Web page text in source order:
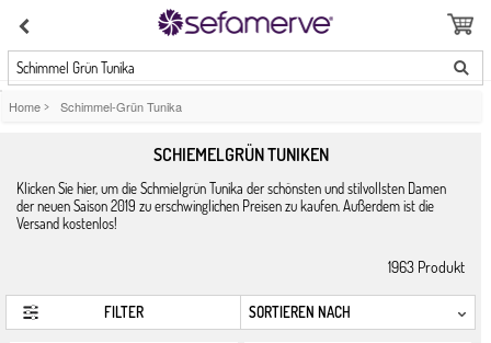
Schimmel Grün Tunika
Home > Schimmel-Grün Tunika
SCHIEMELGRÜN TUNIKEN
Klicken Sie hier, um die Schmielgrün Tunika der schönsten und stilvollsten Damen
der neuen Saison 2019 zu erschwinglichen Preisen zu kaufen. Außerdem ist die
Versand kostenlos!
1963 Produkt
FILTER